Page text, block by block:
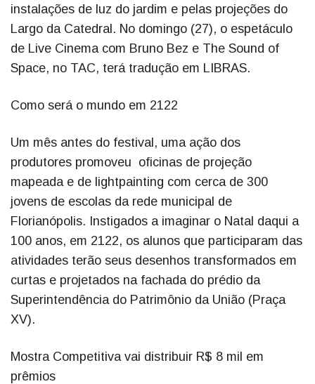
instalações de luz do jardim e pelas projeções do
Largo da Catedral. No domingo (27), o espetáculo
de Live Cinema com Bruno Bez e The Sound of
Space, no TAC, terá tradução em LIBRAS.
Como será o mundo em 2122
Um mês antes do festival, uma ação dos
produtores promoveu oficinas de projeção
mapeada e de lightpainting com cerca de 300
jovens de escolas da rede municipal de
Florianópolis. Instigados a imaginar o Natal daqui a
100 anos, em 2122, os alunos que participaram das
atividades terão seus desenhos transformados em
curtas e projetados na fachada do prédio da
Superintendência do Patrimônio da União (Praça
XV).
Mostra Competitiva vai distribuir R$ 8 mil em
prêmios